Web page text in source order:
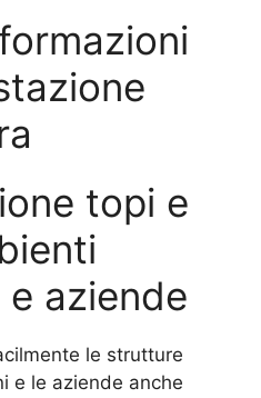
topi e
aziende
le strutture
e le aziende anche